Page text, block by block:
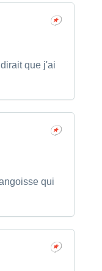
que j'ai
qui